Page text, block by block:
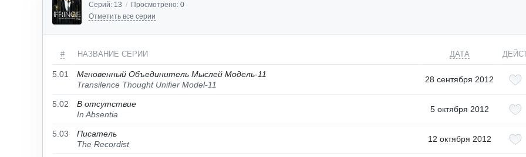
Серий: 13 / Просмотрено: 0
Отметить все серии
# НАЗВАНИЕ СЕРИИ ДАТА
5.01
Мгновенный Объединитель Мыслей Модель-11
Transilence Thought Unifier Model-11
28 сентября 2012
5.02
В отсутствие
In Absentia
5 октября 2012
5.03
Писатель
The Recordist
12 октября 2012